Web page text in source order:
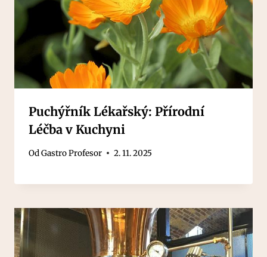
Puchýřník Lékařský: Přírodní
Léčba v Kuchyni
OdGastro Profesor 2. 11. 2025